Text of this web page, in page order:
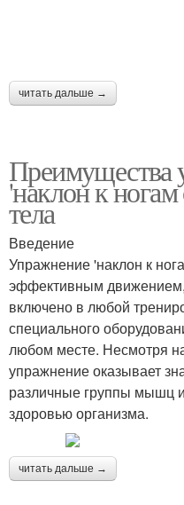
читать дальше →
Преимущества
'наклон к
тела
Введение
Упражнение 'наклон к
эффективным
включено в любой
специального
любом месте. Несмотря
упражнение оказывает
различные группы мышц
здоровью организма.
читать дальше →